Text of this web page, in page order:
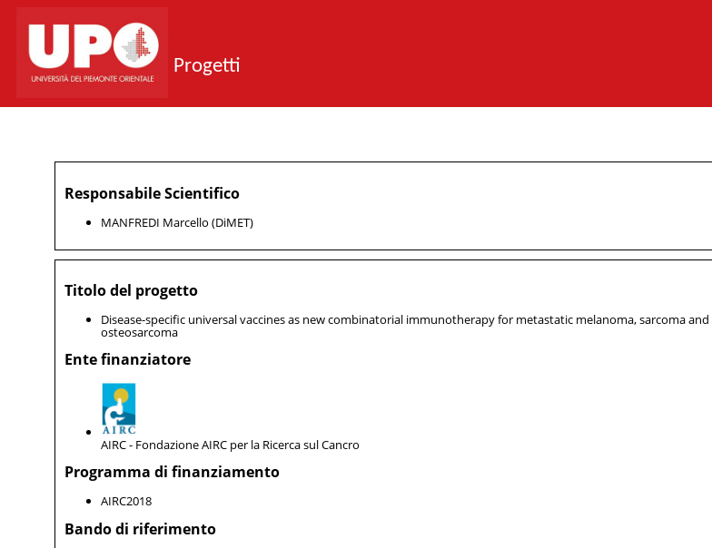
Progetti
Responsabile Scientifico
MANFREDI Marcello (DiMET)
Titolo del progetto
Disease-specific universal vaccines as new combinatorial immunotherapy for metastatic melanoma, sarcoma and
osteosarcoma
Ente finanziatore
AIRC - Fondazione AIRC per la Ricerca sul Cancro
Programma di finanziamento
AIRC2018
Bando di riferimento